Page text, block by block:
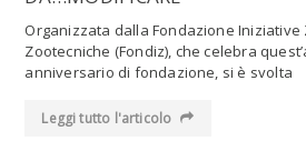
Organizzata dalla Fondazione
Zootecniche (Fondiz), che celebra
anniversario di fondazione, si è svolta
Leggi tutto l'articolo